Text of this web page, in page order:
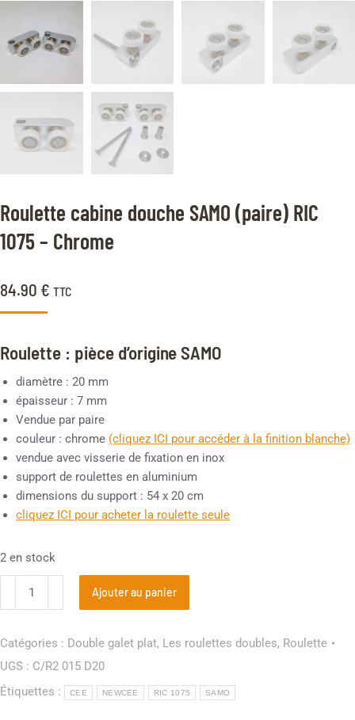
Roulette cabine douche SAMO (paire) RIC
1075 – Chrome
84.90 € TTC
Roulette : pièce d’origine SAMO
diamètre : 20 mm
épaisseur : 7 mm
Vendue par paire
couleur : chrome (cliquez ICI pour accéder à la finition blanche)
vendue avec visserie de fixation en inox
support de roulettes en aluminium
dimensions du support : 54 x 20 cm
cliquez ICI pour acheter la roulette seule
2 en stock
Ajouter au panier
Catégories : Double galet plat, Les roulettes doubles, Roulette
UGS : C/R2 015 D20
Étiquettes :
CEE NEWCEE RIC 1075 SAMO